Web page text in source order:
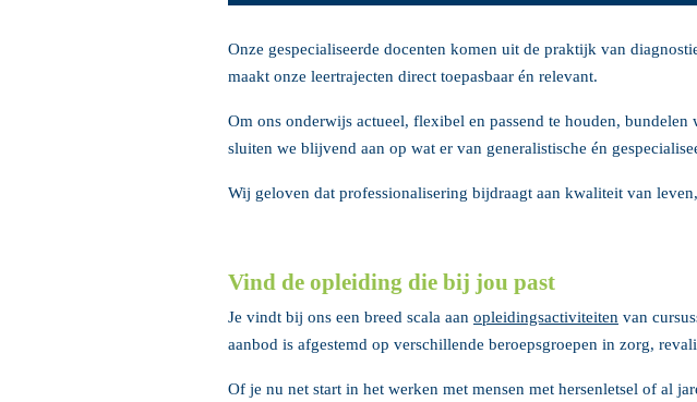
Onze gespecialiseerde docenten komen uit de praktijk van
maakt onze leertrajecten direct toepasbaar én relevant.
Om ons onderwijs actueel, flexibel en passend te houden,
sluiten we blijvend aan op wat er van generalistische én
Wij geloven dat professionalisering bijdraagt aan kwaliteit van
Vind de opleiding die bij jou past
Je vindt bij ons een breed scala aan opleidingsactiviteiten van
aanbod is afgestemd op verschillende beroepsgroepen in zorg,
Of je nu net start in het werken met mensen met hersenletsel of al